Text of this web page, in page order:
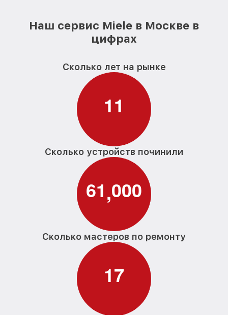
Наш сервис Miele в Москве в
цифрах
Сколько лет на рынке
11
Сколько устройств починили
61,000
Сколько мастеров по ремонту
17